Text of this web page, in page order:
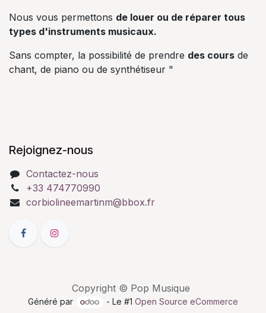
Nous vous permettons de louer ou de réparer tous
types d'instruments musicaux.
Sans compter, la possibilité de prendre des cours de
chant, de piano ou de synthétiseur "
Rejoignez-nous
Contactez-nous
+33 474770990
corbiolineemartinm@bbox.fr
Copyright © Pop Musique
Généré par - Le #1Open Source eCommerce